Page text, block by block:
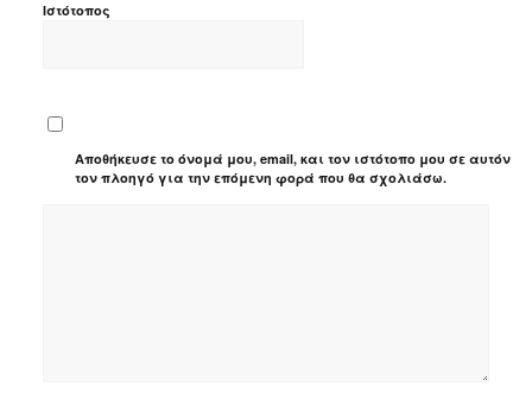
Ιστότοπος
Αποθήκευσε το όνομά μου, email, και τον ιστότοπο μου σε αυτόν
τον πλοηγό για την επόμενη φορά που θα σχολιάσω.